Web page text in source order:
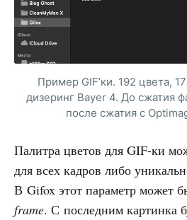
Пример GIF’ки. 192 цвета,
дизеринг Bayer 4. До сжатия
после сжатия с
Палитра цветов для GIF-ки
для всех кадров либо
В Gifox этот параметр может
frame. С последним картинка